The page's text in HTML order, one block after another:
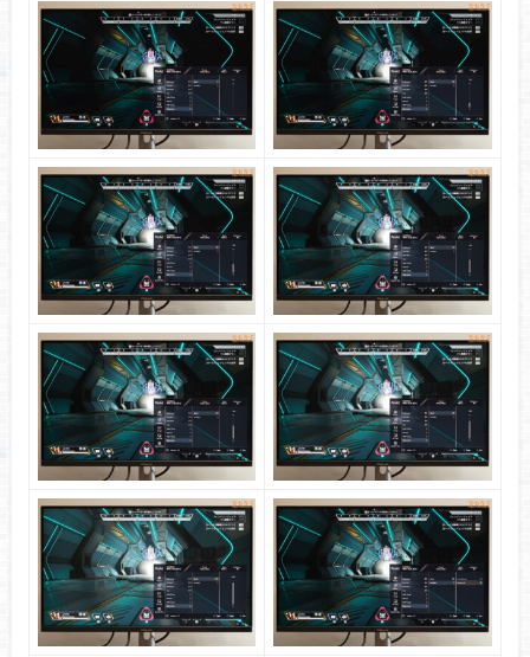
色域カバー率